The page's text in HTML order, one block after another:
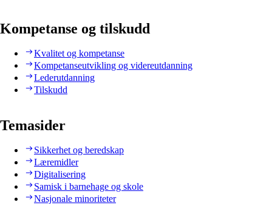
Kompetanse og tilskudd
Kvalitet og kompetanse
Kompetanseutvikling og videreutdanning
Lederutdanning
Tilskudd
Temasider
Sikkerhet og beredskap
Læremidler
Digitalisering
Samisk i barnehage og skole
Nasjonale minoriteter